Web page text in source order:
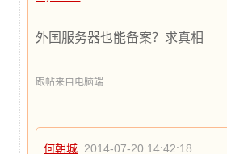
外国服务器也能备案？求真相
跟帖来自电脑端
何朝城 2014-07-20 14:42:18